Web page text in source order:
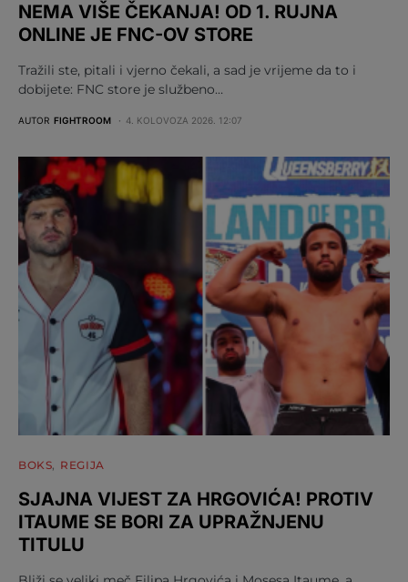
NEMA VIŠE ČEKANJA! OD 1. RUJNA
ONLINE JE FNC-OV STORE
Tražili ste, pitali i vjerno čekali, a sad je vrijeme da to i
dobijete: FNC store je službeno…
AUTOR FIGHTROOM 4. KOLOVOZA 2026. 12:07
BOKS REGIJA
SJAJNA VIJEST ZA HRGOVIĆA! PROTIV
ITAUME SE BORI ZA UPRAŽNJENU
TITULU